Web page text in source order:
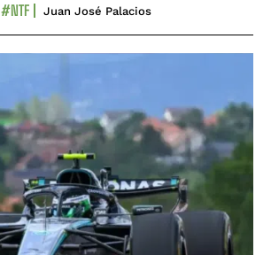
#NTF Juan José Palacios